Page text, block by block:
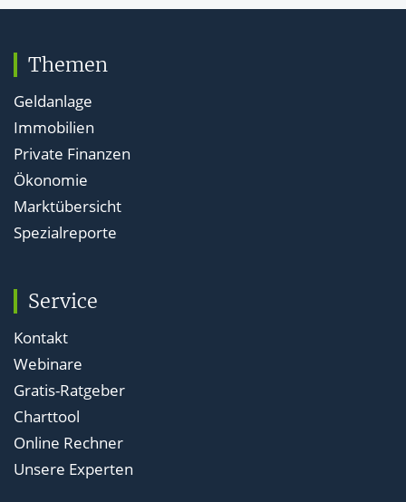
Themen
Geldanlage
Immobilien
Private Finanzen
Ökonomie
Marktübersicht
Spezialreporte
Service
Kontakt
Webinare
Gratis-Ratgeber
Charttool
Online Rechner
Unsere Experten